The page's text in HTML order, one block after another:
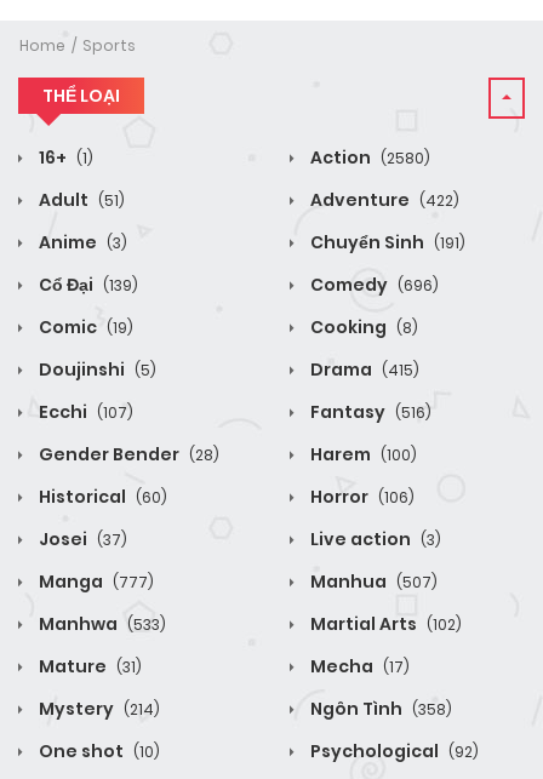
Home Sports
THỂ LOẠI
16+ (1) Action (2580)
Adult (51) Adventure (422)
Anime (3) Chuyển Sinh (191)
Cổ Đại (139) Comedy (696)
Comic (19) Cooking (8)
Doujinshi (5) Drama (415)
Ecchi (107) Fantasy (516)
Gender Bender (28) Harem (100)
Historical (60) Horror (106)
Josei (37) Live action (3)
Manga (777) Manhua (507)
Manhwa (533) Martial Arts (102)
Mature (31) Mecha (17)
Mystery (214) Ngôn Tình (358)
One shot (10) Psychological (92)